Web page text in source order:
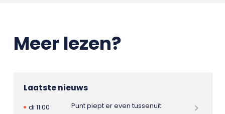
Meer lezen?
Laatste nieuws
di 11:00
Punt piept er even tussenuit